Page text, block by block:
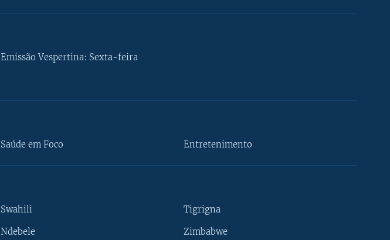
Emissão Vespertina: Sexta-feira
Saúde em Foco Entretenimento
Swahili
Ndebele
Tigrigna
Zimbabwe